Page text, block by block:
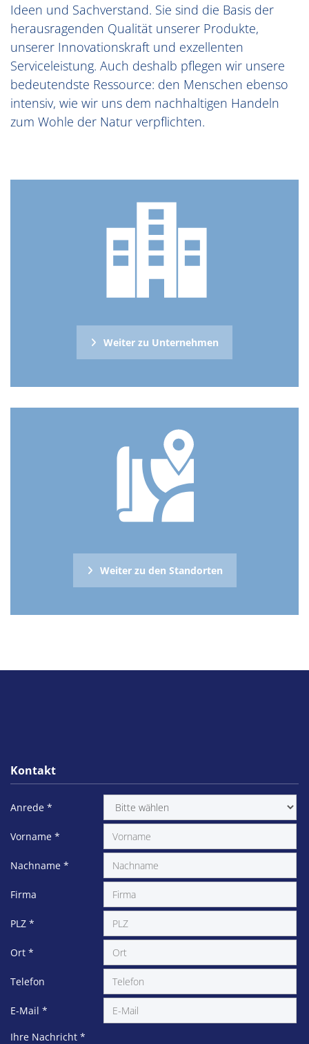
Ideen und Sachverstand. Sie sind die Basis der
herausragenden Qualität unserer Produkte,
unserer Innovationskraft und exzellenten
Serviceleistung. Auch deshalb pflegen wir unsere
bedeutendste Ressource: den Menschen ebenso
intensiv, wie wir uns dem nachhaltigen Handeln
zum Wohle der Natur verpflichten.
Weiter zu Unternehmen
Weiter zu den Standorten
Kontakt
Anrede *
Vorname *
Nachname *
Firma
PLZ *
Ort *
Telefon
E-Mail *
Ihre Nachricht *